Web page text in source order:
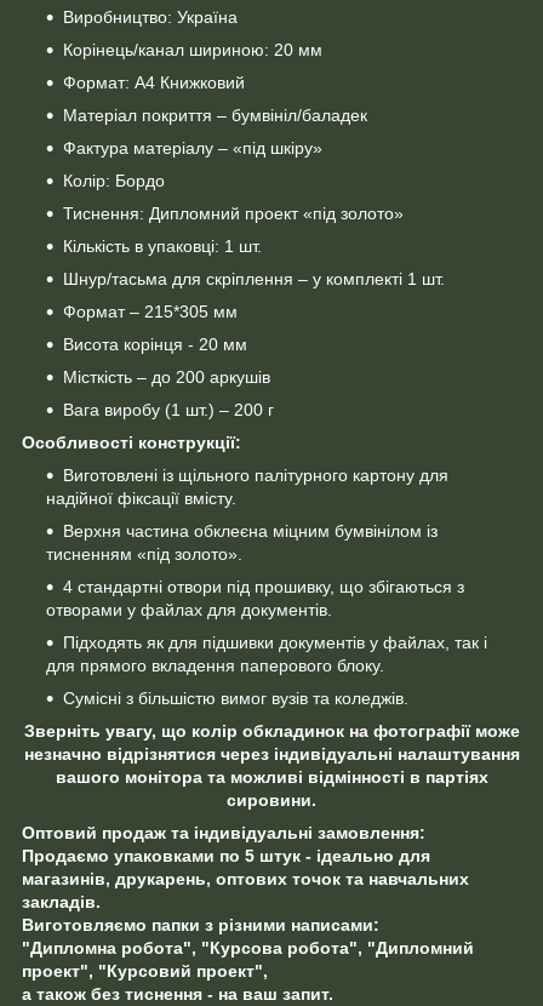
Виробництво: Україна
Корінець/канал шириною: 20 мм
Формат: А4 Книжковий
Матеріал покриття – бумвініл/баладек
Фактура матеріалу – «під шкіру»
Колір: Бордо
Тиснення: Дипломний проект «під золото»
Кількість в упаковці: 1 шт.
Шнур/тасьма для скріплення – у комплекті 1 шт.
Формат – 215*305 мм
Висота корінця - 20 мм
Місткість – до 200 аркушів
Вага виробу (1 шт.) – 200 г
Особливості конструкції:
Виготовлені із щільного палітурного картону для
надійної фіксації вмісту.
Верхня частина обклеєна міцним бумвінілом із
тисненням «під золото».
4 стандартні отвори під прошивку, що збігаються з
отворами у файлах для документів.
Підходять як для підшивки документів у файлах, так і
для прямого вкладення паперового блоку.
Сумісні з більшістю вимог вузів та коледжів.
Зверніть увагу, що колір обкладинок на фотографії може
незначно відрізнятися через індивідуальні налаштування
вашого монітора та можливі відмінності в партіях
сировини.
Оптовий продаж та індивідуальні замовлення:
Продаємо упаковками по 5 штук - ідеально для
магазинів, друкарень, оптових точок та навчальних
закладів.
Виготовляємо папки з різними написами:
"Дипломна робота", "Курсова робота", "Дипломний
проект", "Курсовий проект",
а також без тиснення - на ваш запит.